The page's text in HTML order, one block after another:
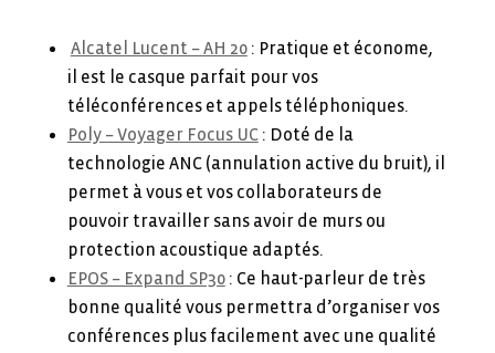
Alcatel Lucent – AH 20: Pratique et économe,
il est le casque parfait pour vos
téléconférences et appels téléphoniques.
Poly – Voyager Focus UC: Doté de la
technologie ANC (annulation active du bruit), il
permet à vous et vos collaborateurs de
pouvoir travailler sans avoir de murs ou
protection acoustique adaptés.
EPOS – Expand SP30 : Ce haut-parleur de très
bonne qualité vous permettra d’organiser vos
conférences plus facilement avec une qualité